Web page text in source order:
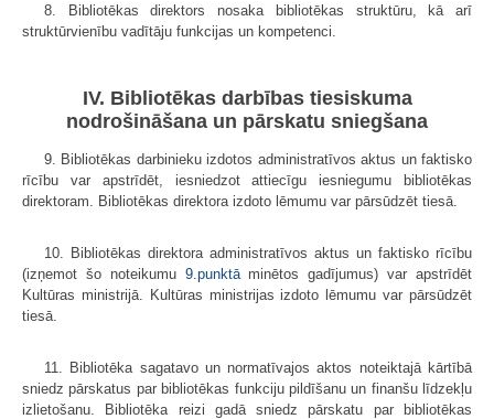
8. Bibliotēkas direktors nosaka bibliotēkas struktūru, kā arī
struktūrvienību vadītāju funkcijas un kompetenci.
IV. Bibliotēkas darbības tiesiskuma
nodrošināšana un pārskatu sniegšana
9. Bibliotēkas darbinieku izdotos administratīvos aktus un faktisko
rīcību var apstrīdēt, iesniedzot attiecīgu iesniegumu bibliotēkas
direktoram. Bibliotēkas direktora izdoto lēmumu var pārsūdzēt tiesā.
10. Bibliotēkas direktora administratīvos aktus un faktisko rīcību
(izņemot šo noteikumu 9.punktāminētos gadījumus) var apstrīdēt
Kultūras ministrijā. Kultūras ministrijas izdoto lēmumu var pārsūdzēt
tiesā.
11. Bibliotēka sagatavo un normatīvajos aktos noteiktajā kārtībā
sniedz pārskatus par bibliotēkas funkciju pildīšanu un finanšu līdzekļu
izlietošanu. Bibliotēka reizi gadā sniedz pārskatu par bibliotēkas